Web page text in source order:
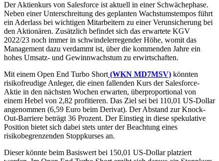
Der Aktienkurs von Salesforce ist aktuell in einer Schwächephase.
Neben einer Unterschreitung des geplanten Wachstumstempos führt
ein Aderlass bei wichtigen Mitarbeitern zu einer Verunsicherung bei
den Aktionären. Zusätzlich befindet sich das erwartete KGV
2022/23 noch immer in schwindelerregender Höhe, womit das
Management dazu verdammt ist, über die kommenden Jahre ein
hohes Umsatz- und Gewinnwachstum zu erwirtschaften.
Mit einem Open End Turbo Short (WKN MD7MSV) könnten
risikofreudige Anleger, die einen fallenden Kurs der Salesforce-
Aktie in den nächsten Wochen erwarten, überproportional von
einem Hebel von 2,82 profitieren. Das Ziel sei bei 110,01 US-Dollar
angenommen (6,59 Euro beim Derivat). Der Abstand zur Knock-
Out-Barriere beträgt 36 Prozent. Der Einstieg in diese spekulative
Position bietet sich dabei stets unter der Beachtung eines
risikobegrenzenden Stoppkurses an.
Dieser könnte beim Basiswert bei 150,01 US-Dollar platziert